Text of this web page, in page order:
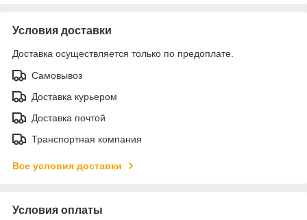
Условия доставки
Доставка осуществляется только по предоплате.
Самовывоз
Доставка курьером
Доставка почтой
Транспортная компания
Все условия доставки
Условия оплаты